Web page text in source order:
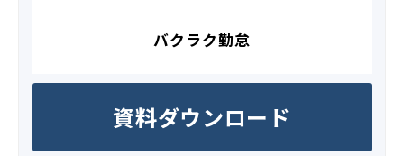
バクラク勤怠
資料ダウンロード